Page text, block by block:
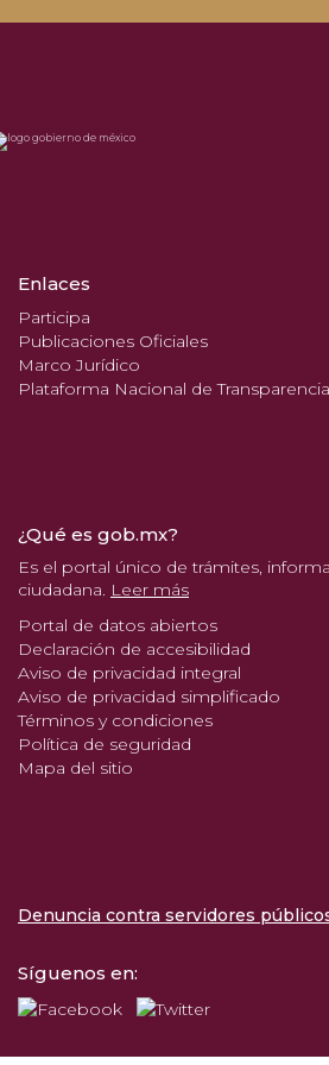
Enlaces
Participa
Publicaciones Oficiales
Marco Jurídico
Plataforma Nacional de Transparencia
¿Qué es gob.mx?
Es el portal único de trámites,
ciudadana. Leer más
Portal de datos abiertos
Declaración de accesibilidad
Aviso de privacidad integral
Aviso de privacidad simplificado
Términos y condiciones
Política de seguridad
Mapa del sitio
Denuncia contra servidores
Síguenos en: